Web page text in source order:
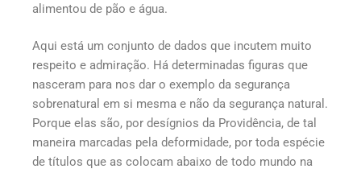
alimentou de pão e água.
Aqui está um conjunto de dados que incutem muito
respeito e admiração. Há determinadas figuras que
nasceram para nos dar o exemplo da segurança
sobrenatural em si mesma e não da segurança natural.
Porque elas são, por desígnios da Providência, de tal
maneira marcadas pela deformidade, por toda espécie
de títulos que as colocam abaixo de todo mundo na